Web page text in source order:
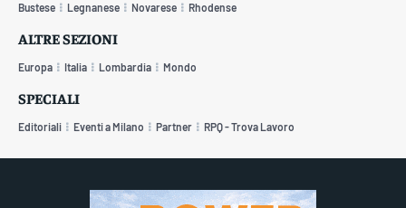
Bustese Legnanese Novarese Rhodense
ALTRE SEZIONI
Europa Italia Lombardia Mondo
SPECIALI
Editoriali Eventi a Milano Partner RPQ - Trova Lavoro